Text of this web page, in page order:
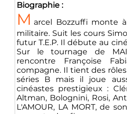
Biographie :
M arcel Bozzuffi monte
militaire. Suit les cours
futur T.E.P. Il débute au
Sur le tournage de
rencontre Françoise
compagne. Il tient des
séries B mais il joue
cinéastes prestigieux :
Altman, Bolognini, Rosi,
L'AMOUR, LA MORT, de